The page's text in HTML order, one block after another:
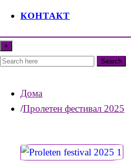
КОНТАКТ
×
Search
Дома
Пролетен фестивал 2025